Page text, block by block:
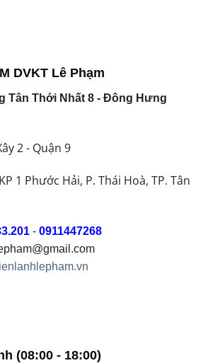
Lạnh
Dùng
Bắt
Phải
Bảo
Ổn
DVKT Lê Phạm
Tân Thới Nhất 8 - Đông Hưng
2 - Quận 9
1 Phước Hải, P. Thái Hoà, TP. Tân
- 0911447268
(08:00 - 18:00)